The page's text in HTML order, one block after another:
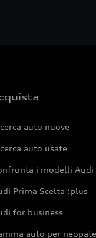
auto nuove
auto usate
i modelli Audi
Prima Scelta :plus
for business
auto per